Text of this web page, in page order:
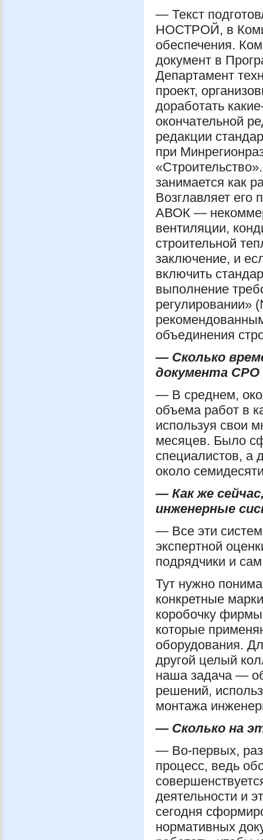
— Текст
НОСТРОЙ, в
обеспечения.
документ в
Департамент
проект,
доработать
окончательной
редакции
при
занимается как
Возглавляет
АВОК —
вентиляции,
строительной
заключение, и
включить
выполнение
регулировании»
объединения
— Сколько
документа СРО
— В среднем,
объема работ в
используя свои
месяцев. Было
специалистов, а
около
— Как же
инженерные
— Все эти
экспертной
подрядчики и сам
Тут нужно
конкретные
коробочку
которые
оборудования.
другой целый
наша задача —
решений,
монтажа
— Сколько на
— Во-первых,
процесс, ведь
деятельности и
сегодня
нормативных